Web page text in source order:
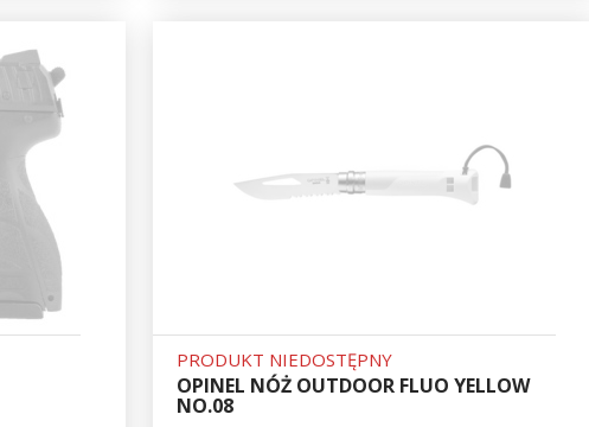
PRODUKT NIEDOSTĘPNY
OPINEL NÓŻ OUTDOOR FLUO YELLOW
NO.08